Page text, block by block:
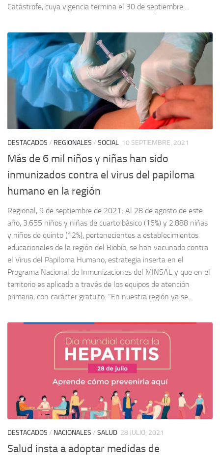
Catástrofe, cuya vigencia termina el 30 de septiembre....
DESTACADOS / REGIONALES / SOCIAL 10 SEPTIEMBRE, 2021
Más de 6 mil niños y niñas han sido
inmunizados contra el virus del papiloma
humano en la región
Regional, 9 de septiembre de 2021; Al 28 de agosto de este
año, 3.655 niños y niñas de cuarto básico (16%) y 2.888 niñas
y niños de quinto (12%), pertenecientes a establecimientos
educacionales de la región del Biobío, se han vacunado contra
el Virus del Papiloma Humano, estrategia inserta en el
Programa Nacional de Inmunizaciones del MINSAL y que en el
territorio es aplicado a través de los equipos de atención
primaria, con carácter gratuito. “En nuestra región ya se...
DESTACADOS / NACIONALES / SALUD 28 JULIO, 2021
Salud insta a adoptar medidas de